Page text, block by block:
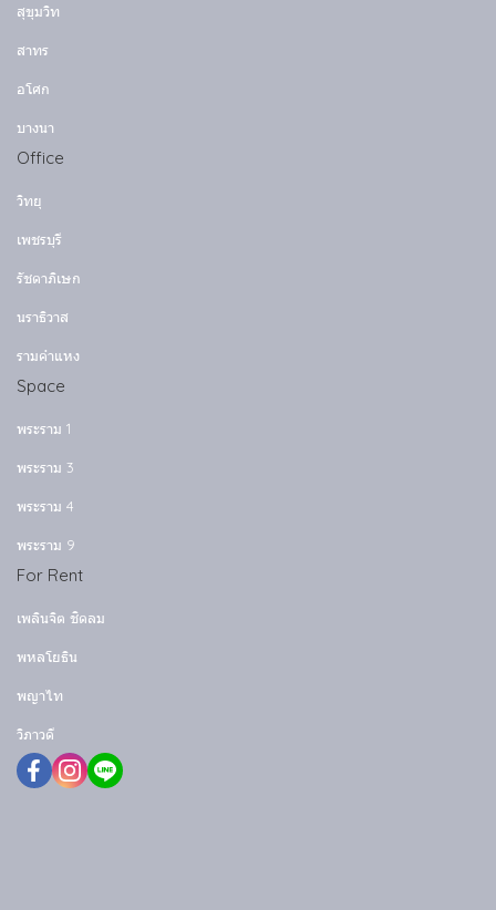
สุขุมวิท
สาทร
อโศก
บางนา
Office
วิทยุ
เพชรบุรี
รัชดาภิเษก
นราธิวาส
รามคำแหง
Space
พระราม 1
พระราม 3
พระราม 4
พระราม 9
For Rent
เพลินจิต ชิดลม
พหลโยธิน
พญาไท
วิภาวดี